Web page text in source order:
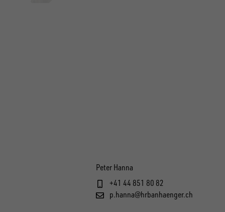
Peter Hanna
+41 44 851 80 82
p.hanna@hrbanhaenger.ch